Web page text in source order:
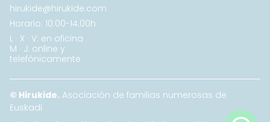
hirukide@hirukide.com
Horario: 10:00-14:00h
L · X · V: en oficina
M · J: online y
telefónicamente
© Hirukide. Asociación de familias numerosas de
Euskadi